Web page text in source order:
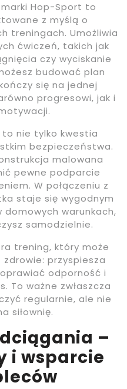
marki Hop-Sport to
z myślą o
treningach. Umożliwia
ćwiczeń, takich jak
czy wyciskanie
budować plan
się na jednej
progresowi, jak i
nie tylko kwestia
bezpieczeństwa.
malowana
pewne podparcie
W połączeniu z
staje się wygodnym
warunkach,
samodzielnie.
trening, który może
przyspiesza
odporność i
To ważne zwłaszcza
regularnie, ale nie
siłownię.
–
i wsparcie